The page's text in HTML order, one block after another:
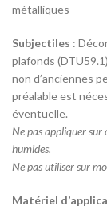
métalliques
Subjectiles :
plafonds
non d’anciennes
préalable est
éventuelle.
Ne pas appliquer
humides.
Ne pas utiliser sur
Matériel